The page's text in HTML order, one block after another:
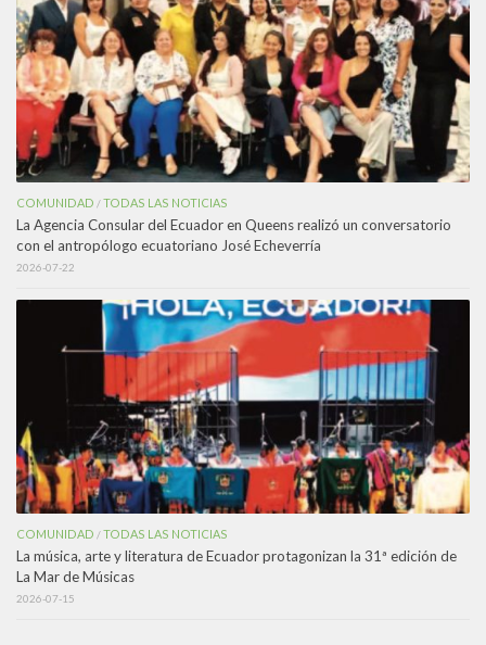
COMUNIDAD /TODAS LAS NOTICIAS
La Agencia Consular del Ecuador en Queens realizó un conversatorio
con el antropólogo ecuatoriano José Echeverría
2026-07-22
COMUNIDAD /TODAS LAS NOTICIAS
La música, arte y literatura de Ecuador protagonizan la 31ª edición de
La Mar de Músicas
2026-07-15